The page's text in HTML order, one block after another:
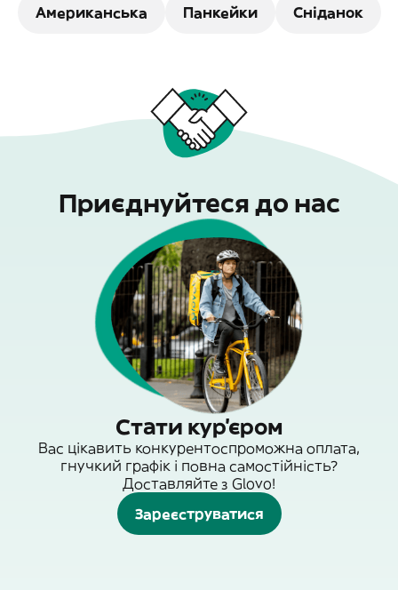
Американська Панкейки Сніданок
Приєднуйтеся до нас
Стати кур'єром
Вас цікавить конкурентоспроможна оплата,
гнучкий графік і повна самостійність?
Доставляйте з Glovo!
Зареєструватися